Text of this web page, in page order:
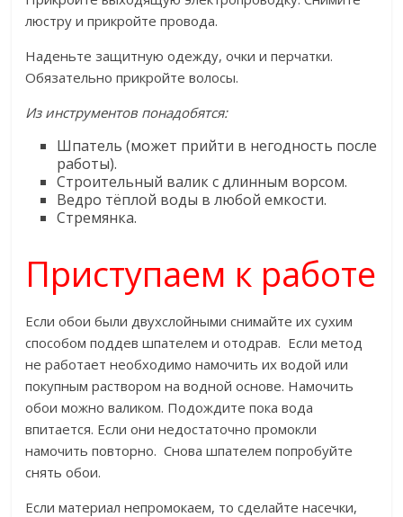
люстру и прикройте провода.
Наденьте защитную одежду, очки и перчатки.
Обязательно прикройте волосы.
Из инструментов понадобятся:
Шпатель (может прийти в негодность после
работы).
Строительный валик с длинным ворсом.
Ведро тёплой воды в любой емкости.
Стремянка.
Приступаем к работе
Если обои были двухслойными снимайте их сухим
способом поддев шпателем и отодрав. Если метод
не работает необходимо намочить их водой или
покупным раствором на водной основе. Намочить
обои можно валиком. Подождите пока вода
впитается. Если они недостаточно промокли
намочить повторно. Снова шпателем попробуйте
снять обои.
Если материал непромокаем, то сделайте насечки,